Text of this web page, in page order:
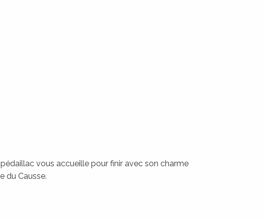
vous accueille pour finir avec son charme
du Causse.